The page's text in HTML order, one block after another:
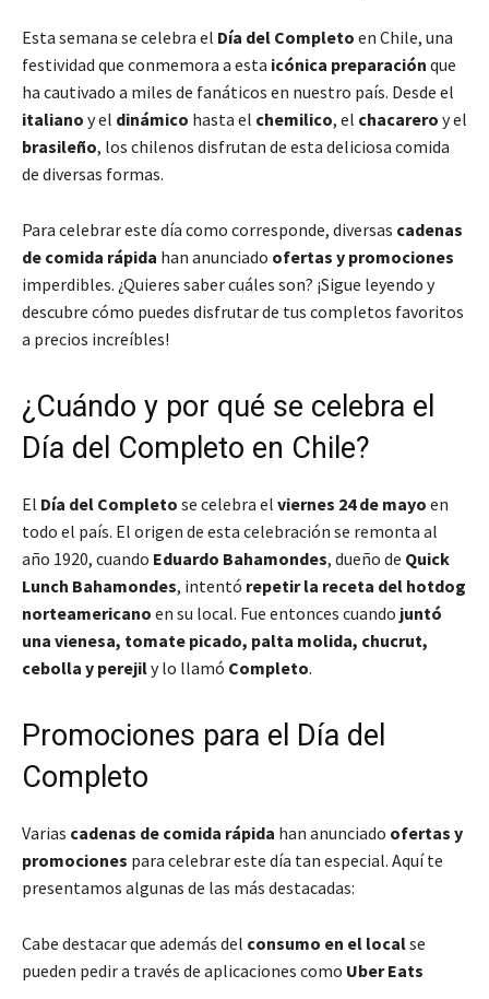
Esta semana se celebra el Día del Completo en Chile, una
festividad que conmemora a esta icónica preparación que
ha cautivado a miles de fanáticos en nuestro país. Desde el
italiano y el dinámico hasta el chemilico, el chacarero y el
brasileño, los chilenos disfrutan de esta deliciosa comida
de diversas formas.
Para celebrar este día como corresponde, diversas cadenas
de comida rápida han anunciado ofertas y promociones
imperdibles. ¿Quieres saber cuáles son? ¡Sigue leyendo y
descubre cómo puedes disfrutar de tus completos favoritos
a precios increíbles!
¿Cuándo y por qué se celebra el
Día del Completo en Chile?
El Día del Completo se celebra el viernes 24 de mayo en
todo el país. El origen de esta celebración se remonta al
año 1920, cuando Eduardo Bahamondes, dueño de Quick
Lunch Bahamondes, intentó repetir la receta del hotdog
norteamericano en su local. Fue entonces cuando juntó
una vienesa, tomate picado, palta molida, chucrut,
cebolla y perejily lo llamó Completo.
Promociones para el Día del
Completo
Varias cadenas de comida rápida han anunciado ofertas y
promociones para celebrar este día tan especial. Aquí te
presentamos algunas de las más destacadas:
Cabe destacar que además del consumo en el localse
pueden pedir a través de aplicaciones como Uber Eats